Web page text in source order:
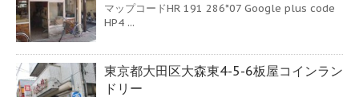
マップコードHR 191 286*07 Google plus code
HP4 ...
東京都大田区大森東4-5-6板屋コインラン
ドリー